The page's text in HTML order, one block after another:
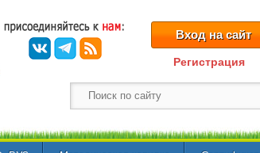
Вход на сайт
Регистрация